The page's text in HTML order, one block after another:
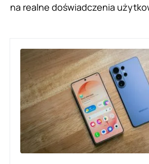
na realne doświadczenia